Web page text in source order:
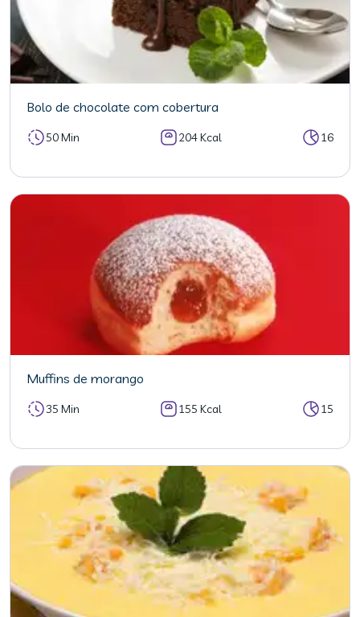
Bolo de chocolate com cobertura
50 Min 204 Kcal 16
Muffins de morango
35 Min 155 Kcal 15